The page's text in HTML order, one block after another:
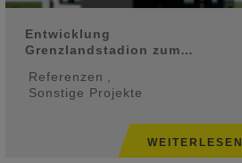
Entwicklung
Grenzlandstadion zum
Referenzen
Sonstige Projekte
WEITERLESEN